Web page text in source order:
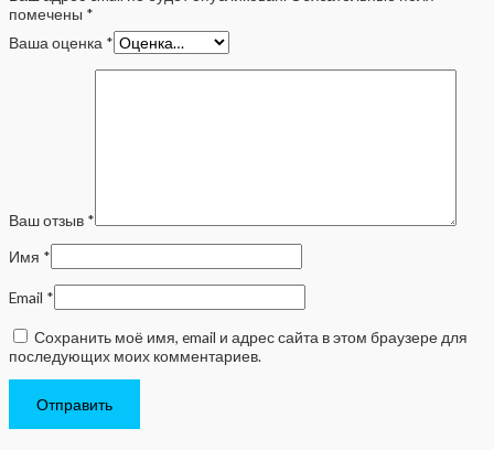
помечены *
Ваша оценка *
Ваш отзыв *
Имя *
Email *
Сохранить моё имя, email и адрес сайта в этом браузере для
последующих моих комментариев.